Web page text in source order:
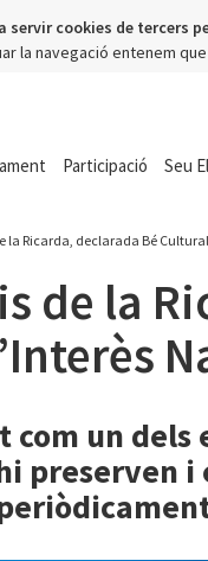
servir cookies de tercers
la navegació entenem
Participació Seu
la Ricarda, declarada Bé
de la
com un
preserven